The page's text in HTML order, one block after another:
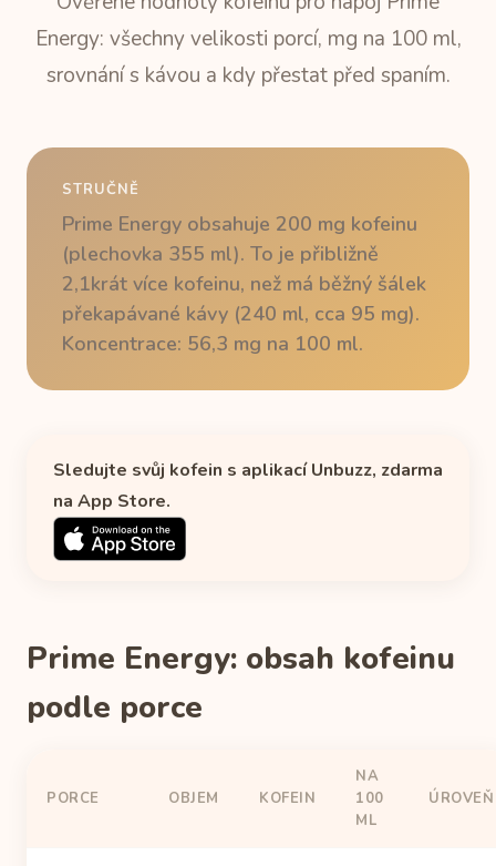
Energy: všechny velikosti porcí, mg na 100 ml,
srovnání s kávou a kdy přestat před spaním.
STRUČNĚ
Prime Energy obsahuje 200 mg kofeinu
(plechovka 355 ml). To je přibližně
2,1krát více kofeinu, než má běžný šálek
překapávané kávy (240 ml, cca 95 mg).
Koncentrace: 56,3 mg na 100 ml.
Sledujte svůj kofein s aplikací Unbuzz, zdarma
na App Store.
Prime Energy: obsah kofeinu
podle porce
PORCE OBJEM KOFEIN
NA
100
ML
ÚROVEŇ